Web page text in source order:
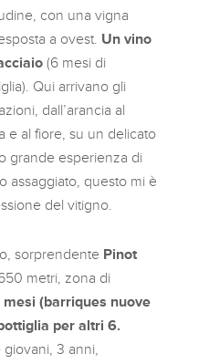
con una vigna
a ovest. Un vino
(6 mesi di
Qui arrivano gli
dall’arancia al
e al fiore, su un delicato
grande esperienza di
assaggiato, questo mi è
del vitigno.
sorprendente Pinot
metri, zona di
(barriques nuove
per altri 6.
3 anni,